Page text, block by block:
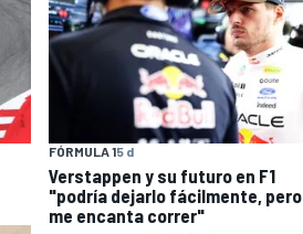
FÓRMULA 15 d
Verstappen y su futuro en F1
"podría dejarlo fácilmente, pero
me encanta correr"